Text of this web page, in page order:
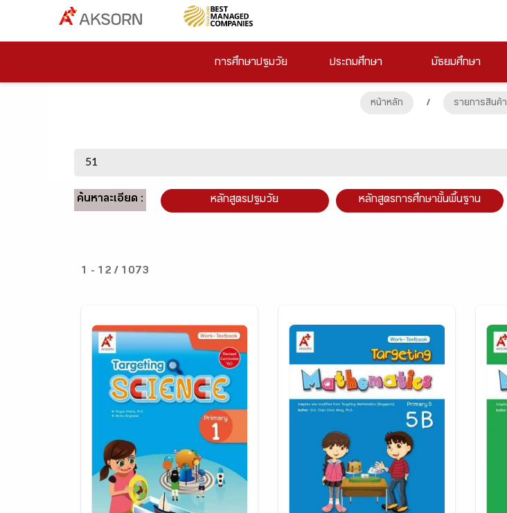
การศึกษาปฐมวัย ประถมศึกษา มัธยมศึกษา
หน้าหลัก / รายการสินค้า
ค้นหาละเอียด : หลักสูตรปฐมวัย หลักสูตรการศึกษาขั้นพื้นฐาน
1 - 12 / 1073